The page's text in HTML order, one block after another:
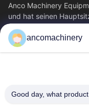
Anco Machinery
und hat seinen
Provinz Jiangsu. Es ist
Schnelllinks
Fabrik Tour
ancomachinery
Good day, what